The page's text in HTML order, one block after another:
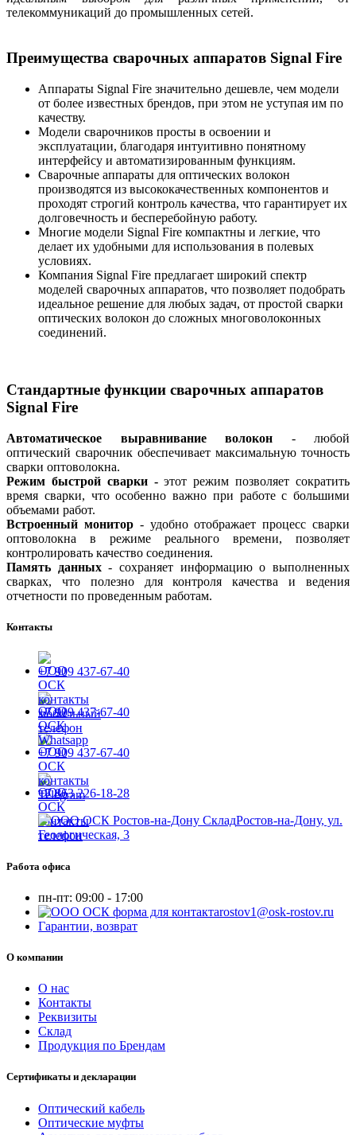
телекоммуникаций до промышленных сетей.
Преимущества сварочных аппаратов Signal Fire
Аппараты Signal Fire значительно дешевле, чем модели
от более известных брендов, при этом не уступая им по
качеству.
Модели сварочников просты в освоении и
эксплуатации, благодаря интуитивно понятному
интерфейсу и автоматизированным функциям.
Сварочные аппараты для оптических волокон
производятся из высококачественных компонентов и
проходят строгий контроль качества, что гарантирует их
долговечность и бесперебойную работу.
Многие модели Signal Fire компактны и легкие, что
делает их удобными для использования в полевых
условиях.
Компания Signal Fire предлагает широкий спектр
моделей сварочных аппаратов, что позволяет подобрать
идеальное решение для любых задач, от простой сварки
оптических волокон до сложных многоволоконных
соединений.
Стандартные функции сварочных аппаратов
Signal Fire
Автоматическое выравнивание волокон - любой
оптический сварочник обеспечивает максимальную точность
сварки оптоволокна.
Режим быстрой сварки -этот режим позволяет сократить
время сварки, что особенно важно при работе с большими
объемами работ.
Встроенный монитор- удобно отображает процесс сварки
оптоволокна в режиме реального времени, позволяет
контролировать качество соединения.
Память данных- сохраняет информацию о выполненных
сварках, что полезно для контроля качества и ведения
отчетности по проведенным работам.
Контакты
+7 909 437-67-40
+7 909 437-67-40
+7 909 437-67-40
+7 863 226-18-28
Ростов-на-Дону, ул.
Геологическая, 3
Работа офиса
пн-пт: 09:00 - 17:00
rostov1@osk-rostov.ru
Гарантии, возврат
О компании
О нас
Контакты
Реквизиты
Склад
Продукция по Брендам
Сертификаты и декларации
Оптический кабель
Оптические муфты